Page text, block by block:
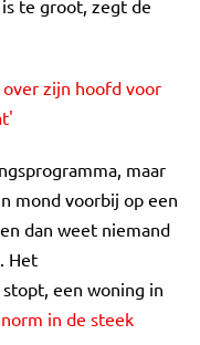
te groot, zegt de
zijn hoofd voor
maar
mond voorbij op een
dan weet niemand
Het
een woning in
in de steek